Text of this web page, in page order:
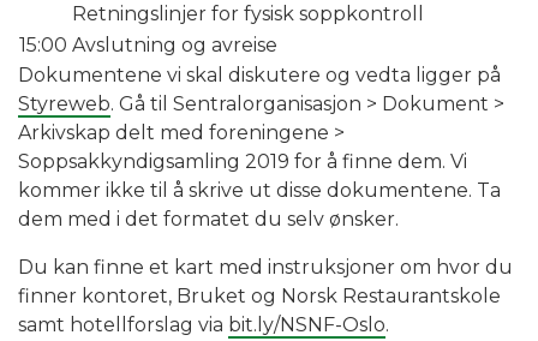
Retningslinjer for fysisk soppkontroll
15:00 Avslutning og avreise
Dokumentene vi skal diskutere og vedta ligger på
Styreweb. Gå til Sentralorganisasjon > Dokument >
Arkivskap delt med foreningene >
Soppsakkyndigsamling 2019 for å finne dem. Vi
kommer ikke til å skrive ut disse dokumentene. Ta
dem med i det formatet du selv ønsker.
Du kan finne et kart med instruksjoner om hvor du
finner kontoret, Bruket og Norsk Restaurantskole
samt hotellforslag via bit.ly/NSNF-Oslo.